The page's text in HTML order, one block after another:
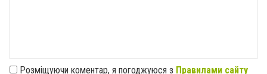
Розміщуючи коментар, я погоджуюся з Правилами сайту